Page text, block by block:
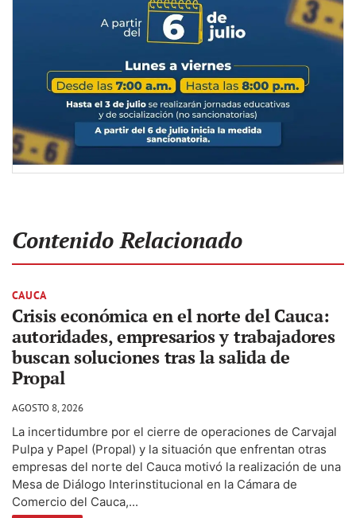
Contenido Relacionado
CAUCA
Crisis económica en el norte del Cauca:
autoridades, empresarios y trabajadores
buscan soluciones tras la salida de
Propal
AGOSTO 8, 2026
La incertidumbre por el cierre de operaciones de Carvajal
Pulpa y Papel (Propal) y la situación que enfrentan otras
empresas del norte del Cauca motivó la realización de una
Mesa de Diálogo Interinstitucional en la Cámara de
Comercio del Cauca,...